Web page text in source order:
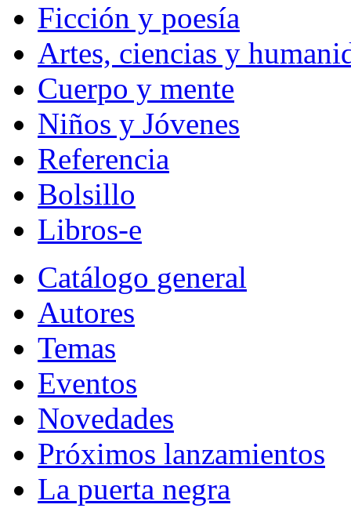
Ficción y poesía
Artes, ciencias y
Cuerpo y mente
Niños y Jóvenes
Referencia
Bolsillo
Libros-e
Catálogo general
Autores
Temas
Eventos
Novedades
Próximos lanzamientos
La puerta negra